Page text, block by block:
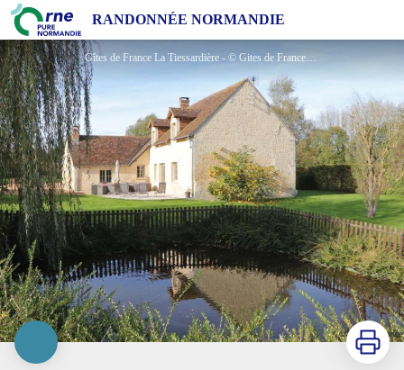
RANDONNÉE NORMANDIE
Gîtes de France La Tiessardière
Gîtes de France La Tiessardière - © Gites de France Orne
Imprimer